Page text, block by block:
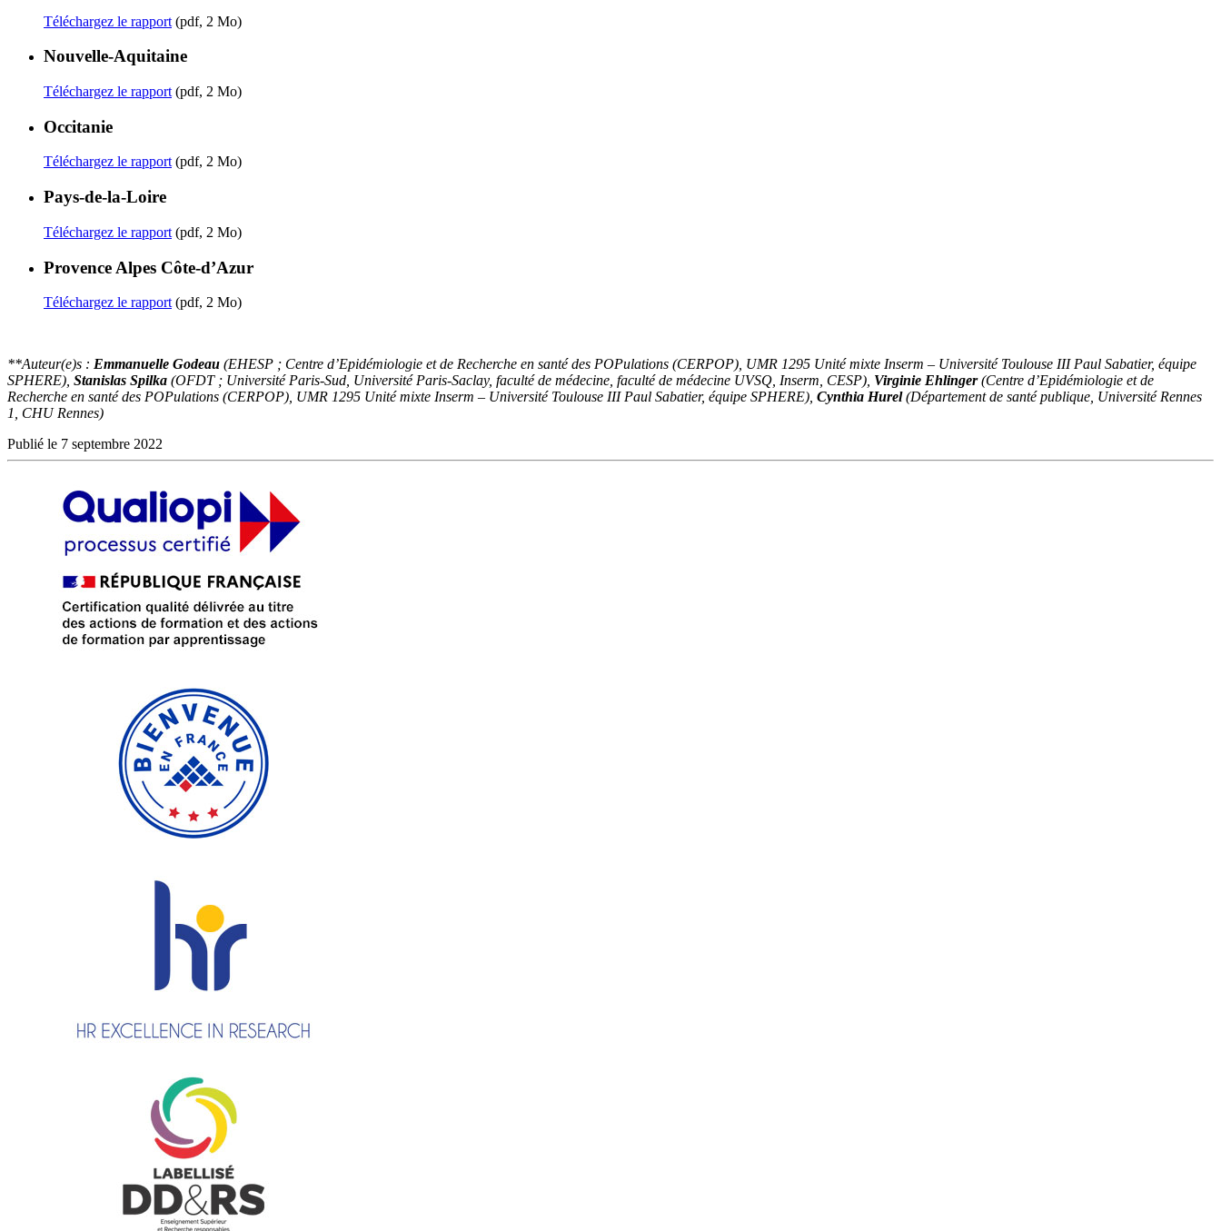
Téléchargez le rapport (pdf, 2 Mo)
Nouvelle-Aquitaine
Téléchargez le rapport (pdf, 2 Mo)
Occitanie
Téléchargez le rapport(pdf, 2 Mo)
Pays-de-la-Loire
Téléchargez le rapport (pdf, 2 Mo)
Provence Alpes Côte-d’Azur
Téléchargez le rapport (pdf, 2 Mo)
**Auteur(e)s : Emmanuelle Godeau (EHESP ; Centre d’Epidémiologie et de Recherche en santé des POPulations (CERPOP), UMR 1295 Unité mixte Inserm – Université Toulouse III Paul Sabatier, équipe
SPHERE), Stanislas Spilka (OFDT ; Université Paris-Sud, Université Paris-Saclay, faculté de médecine, faculté de médecine UVSQ, Inserm, CESP), Virginie Ehlinger(Centre d’Epidémiologie et de
Recherche en santé des POPulations (CERPOP), UMR 1295 Unité mixte Inserm – Université Toulouse III Paul Sabatier, équipe SPHERE), Cynthia Hurel(Département de santé publique, Université Rennes
1, CHU Rennes)
Publié le 7 septembre 2022